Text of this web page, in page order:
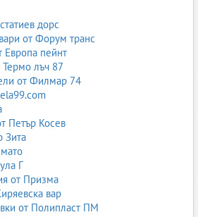
– опасност за оператора.
за пясъкоструене
към безопасна и ефективна
за износване;
и филтрите;
при замърсяване;
оборудване.
пясъкоструене
– бързо и качествено
дорс
от Форум транс
Европа пейнт
Термо лъч 87
от Филмар 74
Петър Косев
Зита
Г
от Призма
вар
от Полипласт ПМ